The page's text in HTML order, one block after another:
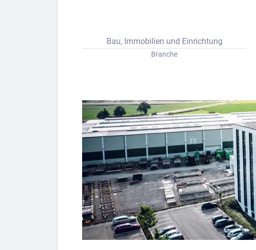
Bau, Immobilien und Einrichtung
Branche